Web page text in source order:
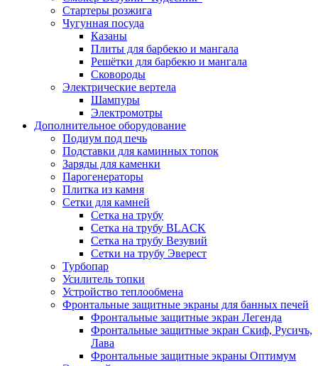
Стартеры розжига
Чугунная посуда
Казаны
Плиты для барбекю и мангала
Решётки для барбекю и мангала
Сковороды
Электрические вертела
Шампуры
Электромотры
Дополнительное оборудование
Подиум под печь
Подставки для каминных топок
Заряды для каменки
Парогенераторы
Плитка из камня
Сетки для камней
Сетка на трубу
Сетка на трубу BLACK
Сетка на трубу Везувий
Сетки на трубу Эверест
Турбопар
Усилитель топки
Устройство теплообмена
Фронтальные защитные экраны для банных печей
Фронтальные защитные экран Легенда
Фронтальные защитные экран Скиф, Русичъ,
Лава
Фронтальные защитные экраны Оптимум